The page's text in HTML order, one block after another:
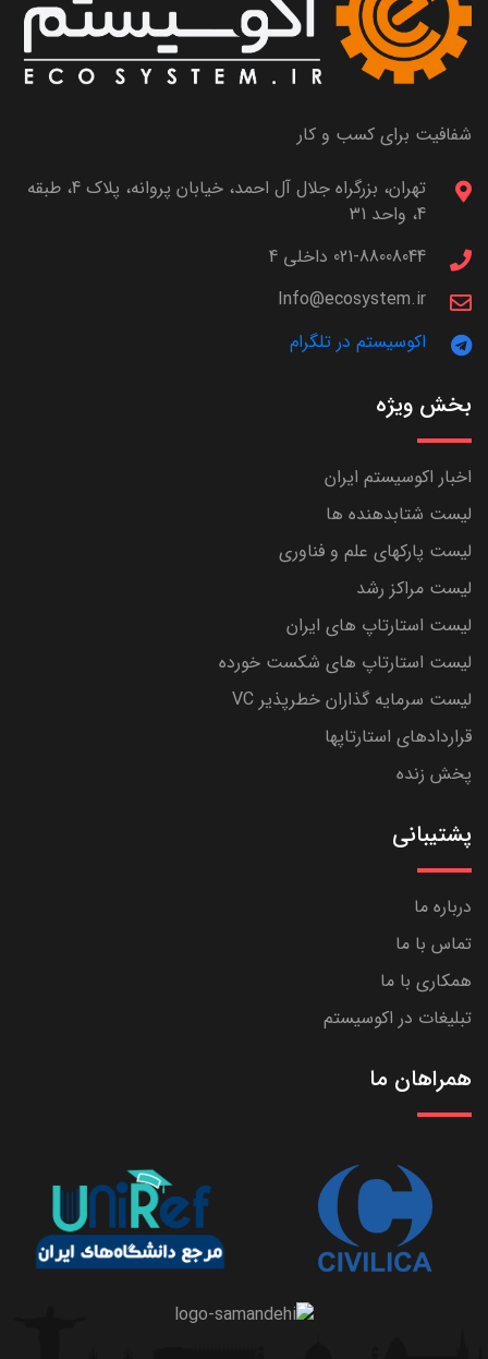
شفافیت برای کسب و کار
تهران، بزرگراه جلال آل احمد، خیابان پروانه، پلاک 4، طبقه
4، واحد 31
021-88008044 داخلی 4
Info@ecosystem.ir
اکوسیستم در تلگرام
بخش ویژه
اخبار اکوسیستم ایران
لیست شتابدهنده ها
لیست پارکهای علم و فناوری
لیست مراکز رشد
لیست استارتاپ های ایران
لیست استارتاپ های شکست خورده
لیست سرمایه گذاران خطرپذیر VC
قراردادهای استارتاپها
پخش زنده
پشتیبانی
درباره ما
تماس با ما
همکاری با ما
تبلیغات در اکوسیستم
همراهان ما